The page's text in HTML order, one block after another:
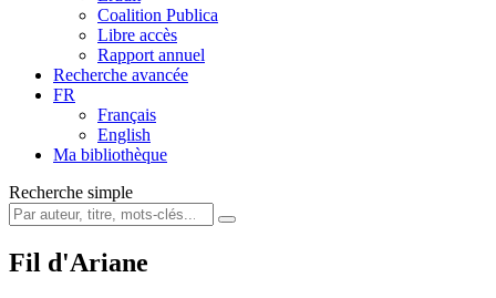
Coalition Publica
Libre accès
Rapport annuel
Recherche avancée
FR
Français
English
Ma bibliothèque
Recherche simple
Fil d'Ariane